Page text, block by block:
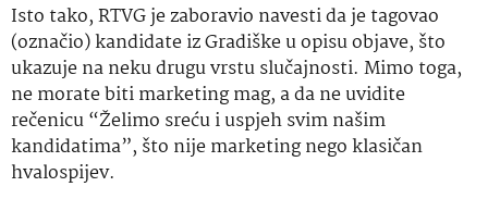
Isto tako, RTVG je zaboravio navesti da je tagovao
(označio) kandidate iz Gradiške u opisu objave, što
ukazuje na neku drugu vrstu slučajnosti. Mimo toga,
ne morate biti marketing mag, a da ne uvidite
rečenicu “Želimo sreću i uspjeh svim našim
kandidatima”, što nije marketing nego klasičan
hvalospijev.